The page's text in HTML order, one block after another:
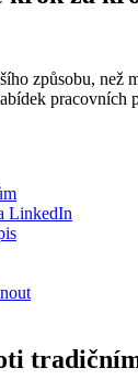
způsobu,
LinkedIn